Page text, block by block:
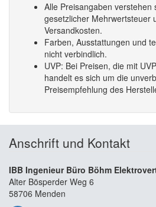
Alle Preisangaben verstehen
gesetzlicher Mehrwertsteuer
Versandkosten.
Farben, Ausstattungen und
nicht verbindlich.
UVP: Bei Preisen, die mit
handelt es sich um die
Preisempfehlung des
Anschrift und Kontakt
IBB Ingenieur Büro Böhm
Alter Bösperder Weg 6
58706 Menden